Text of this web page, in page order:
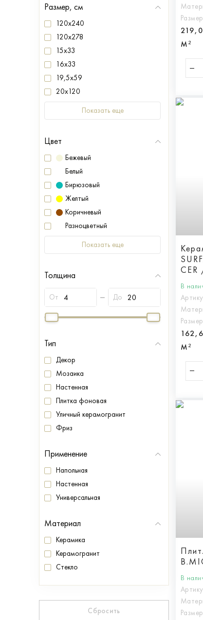
Размер, см
120x240
120x278
15x33
16x33
19,5x59
20x120
Показать еще
Цвет
Бежевый
Белый
Бирюзовый
Желтый
Коричневый
Разноцветный
Показать еще
Толщина
От До
Тип
Декор
Мозаика
Настенная
Плитка фоновая
Уличный керамогранит
Фриз
Применение
Напольная
Настенная
Универсальная
Материал
Керамика
Керамогранит
Стекло
Сбросить
М²
В
М²
В